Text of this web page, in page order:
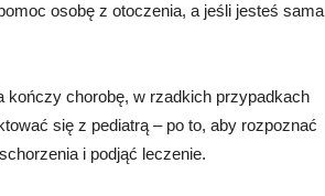
osobę z otoczenia, a jeśli jesteś sama
kończy chorobę, w rzadkich przypadkach
się z pediatrą – po to, aby rozpoznać
i podjąć leczenie.